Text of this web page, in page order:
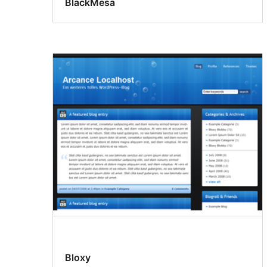
BlackMesa
Bloxy